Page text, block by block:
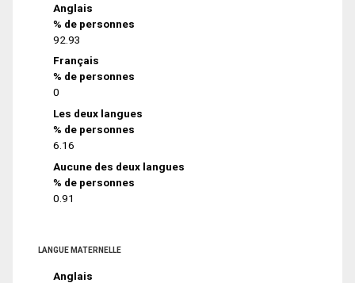
Anglais
% de personnes
92.93
Français
% de personnes
0
Les deux langues
% de personnes
6.16
Aucune des deux langues
% de personnes
0.91
LANGUE MATERNELLE
Anglais